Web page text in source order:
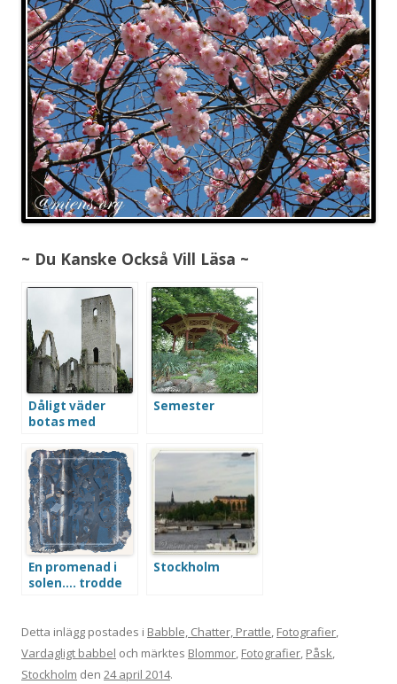
~ Du Kanske Också Vill Läsa ~
Dåligt väder
botas med
Semester
En promenad i
solen…. trodde
Stockholm
Detta inlägg postades i Babble, Chatter, Prattle, Fotografier,
Vardagligt babbel och märktes Blommor, Fotografier, Påsk,
Stockholm den 24 april 2014.